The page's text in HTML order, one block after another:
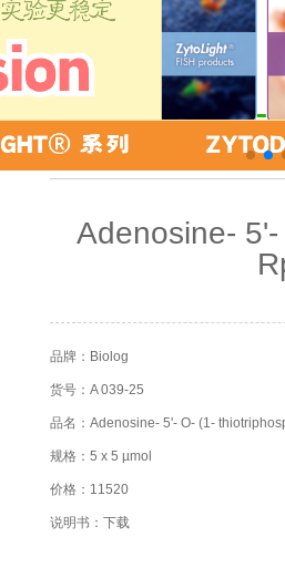
品牌报价
Adenosine-
品牌：Biolog
货号：A 039-25
品名：Adenosine- 5'- O- (1-
规格：5 x 5 µmol
价格：11520
说明书： 下载